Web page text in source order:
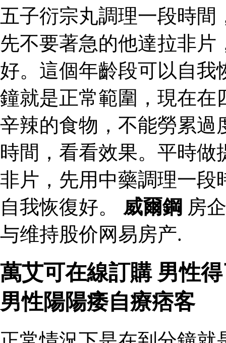
五子衍宗丸調理一段時
先不要著急的他達拉非
好。這個年齡段可以自我
鐘就是正常範圍，現在在
辛辣的食物，不能勞累過
時間，看看效果。平時
非片，先用中藥調理一段
自我恢復好。 威爾鋼 房
与维持股价网易房产.
萬艾可在線訂購 男性
男性陽陽痿自療痞客